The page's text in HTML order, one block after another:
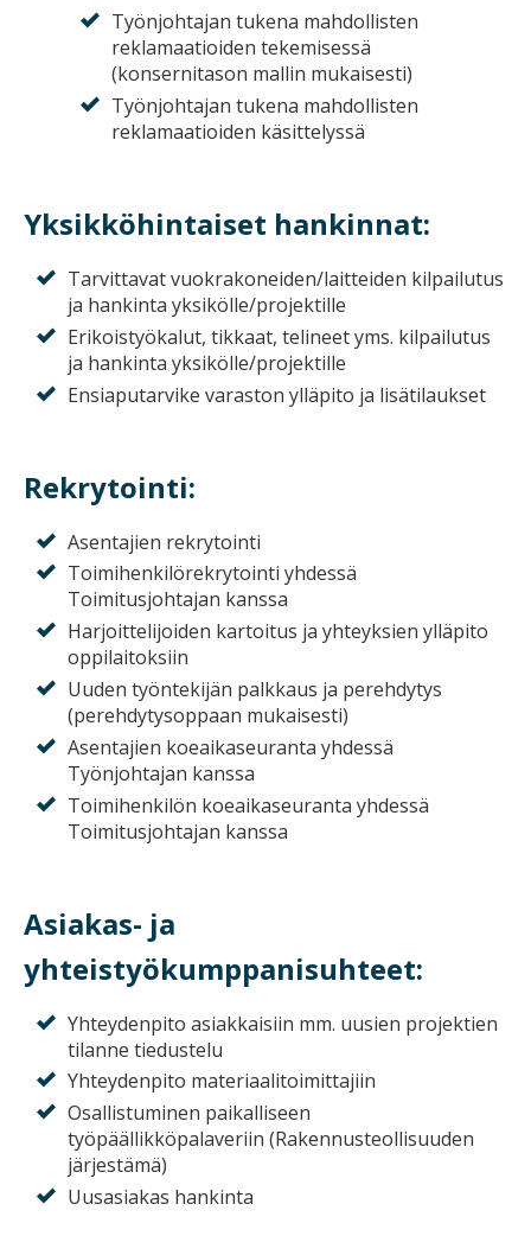
Työnjohtajan tukena mahdollisten
reklamaatioiden tekemisessä
(konsernitason mallin mukaisesti)
Työnjohtajan tukena mahdollisten
reklamaatioiden käsittelyssä
Yksikköhintaiset hankinnat:
Tarvittavat vuokrakoneiden/laitteiden kilpailutus
ja hankinta yksikölle/projektille
Erikoistyökalut, tikkaat, telineet yms. kilpailutus
ja hankinta yksikölle/projektille
Ensiaputarvike varaston ylläpito ja lisätilaukset
Rekrytointi:
Asentajien rekrytointi
Toimihenkilörekrytointi yhdessä
Toimitusjohtajan kanssa
Harjoittelijoiden kartoitus ja yhteyksien ylläpito
oppilaitoksiin
Uuden työntekijän palkkaus ja perehdytys
(perehdytysoppaan mukaisesti)
Asentajien koeaikaseuranta yhdessä
Työnjohtajan kanssa
Toimihenkilön koeaikaseuranta yhdessä
Toimitusjohtajan kanssa
Asiakas- ja
yhteistyökumppanisuhteet:
Yhteydenpito asiakkaisiin mm. uusien projektien
tilanne tiedustelu
Yhteydenpito materiaalitoimittajiin
Osallistuminen paikalliseen
työpäällikköpalaveriin (Rakennusteollisuuden
järjestämä)
Uusasiakas hankinta